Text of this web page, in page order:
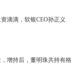
滴滴，软银CEO孙正义
增持后，董明珠共持有格